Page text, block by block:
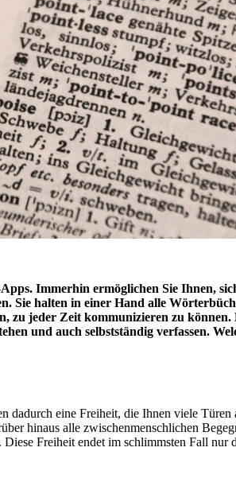
Immerhin ermöglichen Sie Ihnen,
Sie halten in einer Hand alle
jeder Zeit kommunizieren zu
und auch selbstständig verfassen.
eine Freiheit, die Ihnen viele
hinaus alle zwischenmenschlichen
Freiheit endet im schlimmsten Fall